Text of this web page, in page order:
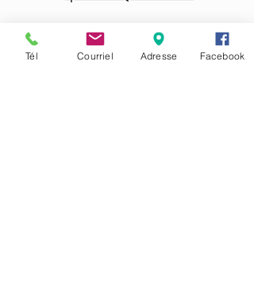
Heures d'ouvertures
Tél Courriel Adresse Facebook